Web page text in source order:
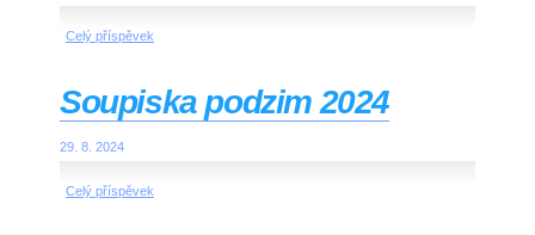
Celý příspěvek
Soupiska podzim 2024
29. 8. 2024
Celý příspěvek